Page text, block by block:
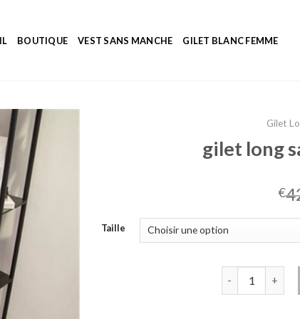
BOUTIQUE VEST SANS MANCHE GILET BLANC FEMME
Gilet
gilet long
€
Taille